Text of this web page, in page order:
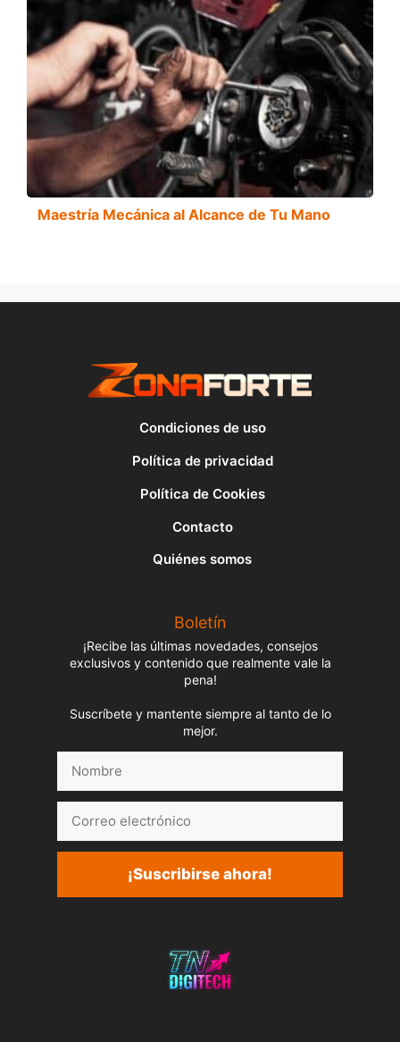
Maestría Mecánica al Alcance de Tu Mano
Condiciones de uso
Política de privacidad
Política de Cookies
Contacto
Quiénes somos
Boletín
¡Recibe las últimas novedades, consejos
exclusivos y contenido que realmente vale la
pena!
Suscríbete y mantente siempre al tanto de lo
mejor.
electrónico
¡Suscribirse ahora!